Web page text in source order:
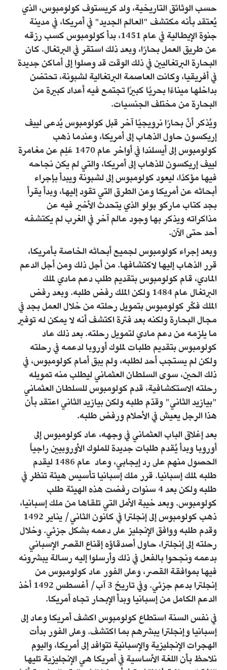
حسب الوثائق التاريخية، ولد كريستوف كولومبوس، الذي
يُعتقد بأنه مكتشف "العالم الجديد" في أمريكا، في مدينة
جنوة الإيطالية في عام 1451، بدأ كولومبوس كسب رزقه
عن طريق العمل بحارًا، وبعد ذلك استقر في البرتغال. كان
البحارة البرتغاليين في ذلك الوقت قد وصلوا إلى أماكن جديدة
في أفريقيا، وكانت العاصمة البرتغالية لشبونة، تحتضن
بداخلها ميناءًا بحريًا كبيرًا تجتمع فيه أعداد كبيرة من
البحارة من مختلف الجنسيات.
ويُذكر أنّ بحارًا نرويجيًا آخر قبل كولومبوس يُدعى لييف
إريكسون حاول الذهاب إلى أمريكا، وعندما ذهب
كولومبوس إلى أيسلندا في أواخر عام 1470 عَلِم عن مغامرة
لييف إريكسون للذهاب إلى أمريكا، والتي لم يكن نجاحه
فيها مؤكدًا، ليعود كولومبوس إلى لشبونة ويبدأ بإجراء
أبحاثه عن أمريكا وعن الطرق التي تقود إليها، وبدأ يقرأ
بجد كتاب ماركو بولو الذي يتحدث الأخير فيه عن
مذاكراته ويذكر بها وجود عالم آخر في الغرب لم يكتشفه
أحد حتى الآن.
وبعد إجراء كولومبوس لجميع أبحاثه الخاصة بأمريكا،
قرر الذهاب إليها لاكتشافها. من أجل ذلك ومن أجل الدعم
المادي، قام كولومبوس بتقديم طلب دعم مادي لملك
البرتغال عام 1484 ولكن الملك رفض طلبه. وبعد رفض
الملك فكّر كولومبوس بتمويل رحلته من خلال العمل بجد في
مجال البحارة ولكنه بعد فترة اكتشف أنه لا يمكن له توفير
ما يلزمه من دعم مادي لتمويل رحلته. بعد ذلك عاد
كولومبوس بتقديم طلبات لملوك أوروبا لدعمه في رحلته
ولكن لم يستجب أحد لطلبه، ولم يبق أمام كولومبوس، في
ذلك الحين، سوى السلطان العثماني ليطلب منه تمويله
رحلته الاستكشافية، قدم كولومبوس للسلطان العثماني
"بيازيد الثاني" وقدّم طلبه ولكن بيازيد الثاني اعتقد بأن
هذا الرجل يعيش في الأحلام ورفض طلبه.
بعد إغلاق الباب العثماني في وجهه، عاد كولومبوس إلى
أوروبا وبدأ يُقدم طلبات جديدة للملوك الأوروبيين راجياً
الحصول منهم على رد إيجابي، وعاد عام 1486 ليقدم
طلبه لملك إسبانيا. قرر ملك إسبانيا تأسيس هيئة تنظر في
طلبه ولكن بعد 4 سنوات رفضت هذه الهيئة طلب
كولومبوس. وبعد خيبة الأمل التي تلقاها من ملك إسبانيا،
ذهب كولومبوس إلى إنجلترا في كانون الثاني/ يناير 1492
وقدم طلبه ووافق الإنجليز على دعمه بشكل جزئي. وخلال
رحلته إلى إنجلترا، حاول أصدقاؤه إقناع القصر الإسباني
بدعمه ونجحوا بالفعل في ذلك وأرسلوا إليه رسالة يبشرونه
فيها بموافقة القصر، وعلى الفور عاد كولومبوس من
إنجلترا بدعم جزئي. وفي تاريخ 3 آب/ أغسطس 1492 أخذ
الدعم الكامل من إسبانيا وبدأ الإبحار تجاه أمريكا.
في نفس السنة استطاع كولومبوس اكشف أمريكا وعاد إلى
إسبانيا وإنجلترا يبشرهم بما اكتشف. وعلى الفور بدأت
الهجرات الإنجليزية والإسبانية تتوافد إلى أمريكا، واليوم
نلاحظ بأن اللغة الأساسية في أمريكا هي الإنجليزية تليها